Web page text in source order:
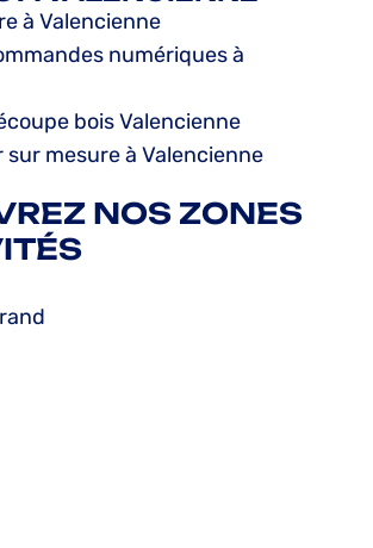
à Valencienne
numériques à
bois Valencienne
sur mesure à Valencienne
NOS ZONES